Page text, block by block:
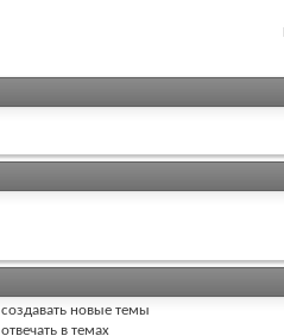
создавать новые темы
отвечать в темах